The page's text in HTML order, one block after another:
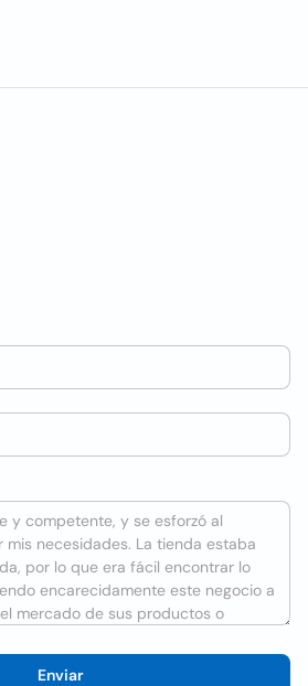
Enviar